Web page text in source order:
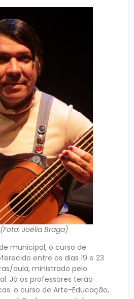
Joélia Braga)
municipal, o curso de
entre os dias 19 e 23
aula, ministrado pelo
Já os professores terão
o curso de Arte-Educação,